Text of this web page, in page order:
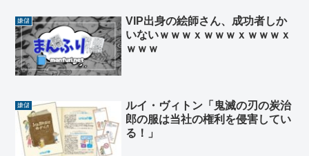
嫌儲
VIP出身の絵師さん、成功者しか
いないｗｗｗｘｗｗｗｘｗｗｗｘ
ｗｗｗ
嫌儲
ルイ・ヴィトン「鬼滅の刃の炭治
郎の服は当社の権利を侵害してい
る！」